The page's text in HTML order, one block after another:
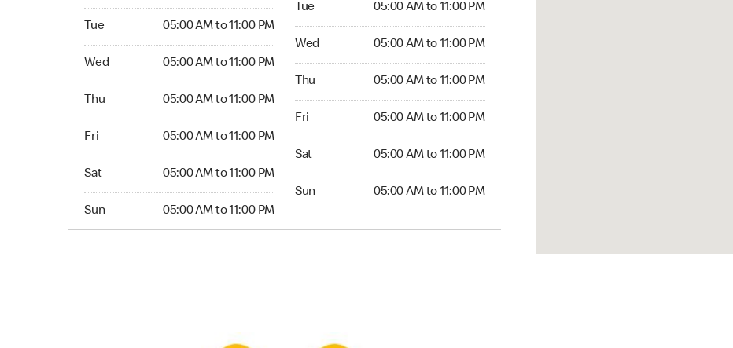
Tue 05:00 AM to 11:00 PM
Wed 05:00 AM to 11:00 PM
Thu 05:00 AM to 11:00 PM
Fri 05:00 AM to 11:00 PM
Sat 05:00 AM to 11:00 PM
Sun 05:00 AM to 11:00 PM
Tue 05:00 AM to 11:00 PM
Wed 05:00 AM to 11:00 PM
Thu 05:00 AM to 11:00 PM
Fri 05:00 AM to 11:00 PM
Sat 05:00 AM to 11:00 PM
Sun 05:00 AM to 11:00 PM